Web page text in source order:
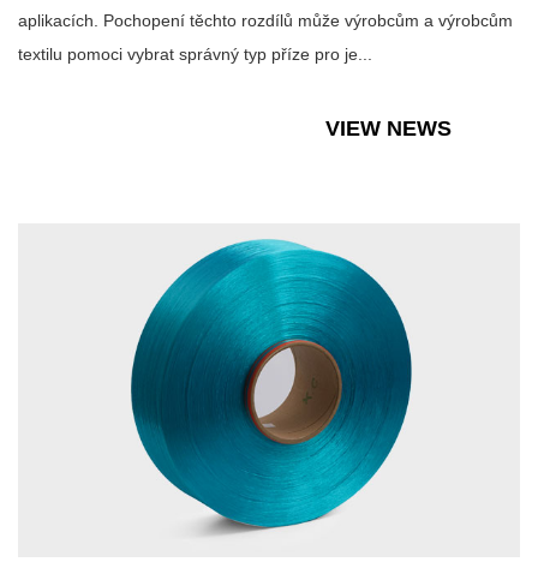
aplikacích. Pochopení těchto rozdílů může výrobcům a výrobcům
textilu pomoci vybrat správný typ příze pro je...
VIEW NEWS